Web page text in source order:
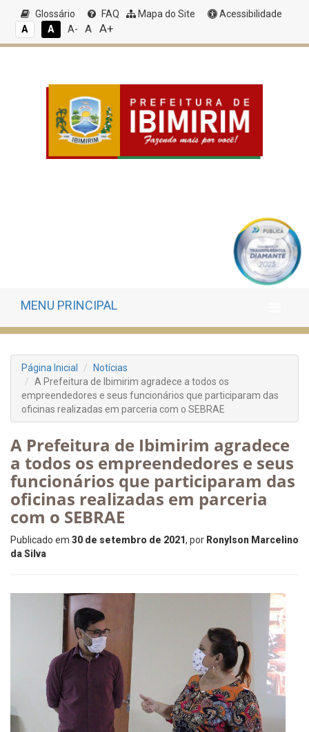
Glossário FAQ Mapa do Site
Acessibilidade
A
A A- A A+
MENU PRINCIPAL
Página Inicial
Notícias
A Prefeitura de Ibimirim agradece a todos os
empreendedores e seus funcionários que participaram das
oficinas realizadas em parceria com o SEBRAE
A Prefeitura de Ibimirim agradece
a todos os empreendedores e seus
funcionários que participaram das
oficinas realizadas em parceria
com o SEBRAE
Publicado em 30 de setembro de 2021, por Ronylson Marcelino
da Silva